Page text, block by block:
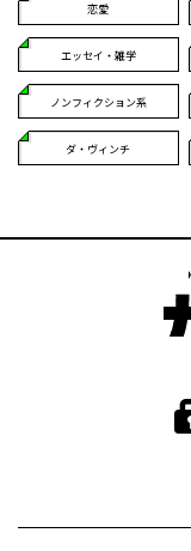
恋愛
エッセイ・雑学
ノンフィクション系
ダ・ヴィンチ